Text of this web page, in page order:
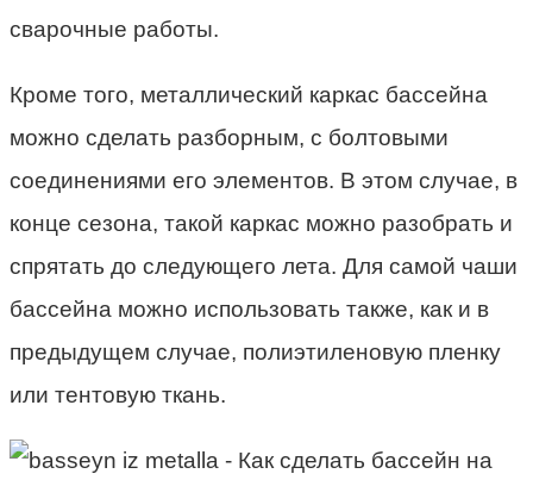
сварочные работы.
Кроме того, металлический каркас бассейна
можно сделать разборным, с болтовыми
соединениями его элементов. В этом случае, в
конце сезона, такой каркас можно разобрать и
спрятать до следующего лета. Для самой чаши
бассейна можно использовать также, как и в
предыдущем случае, полиэтиленовую пленку
или тентовую ткань.